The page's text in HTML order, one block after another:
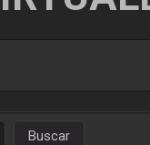
Buscar